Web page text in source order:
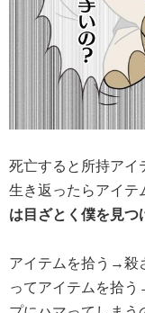
死亡すると所持アイ
生き返ったらアイテ
は目ざとく僕を見つ
アイテムを拾う→殺
ってアイテムを拾